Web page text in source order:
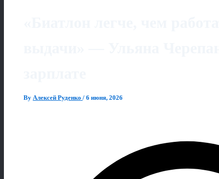
By Алексей Руденко / 6 июня, 2026